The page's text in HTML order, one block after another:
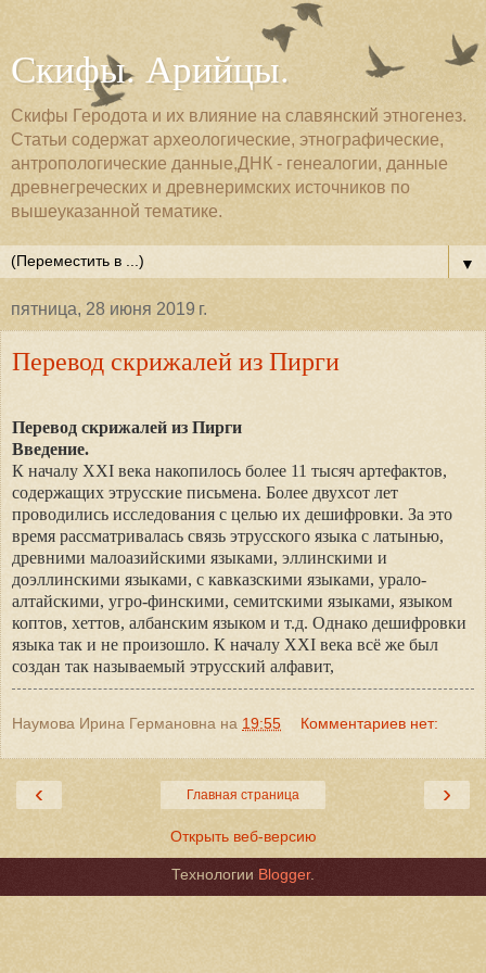
Скифы. Арийцы.
Скифы Геродота и их влияние на славянский этногенез.
Статьи содержат археологические, этнографические,
антропологические данные,ДНК - генеалогии, данные
древнегреческих и древнеримских источников по
вышеуказанной тематике.
▼
пятница, 28 июня 2019 г.
Перевод скрижалей из Пирги
Перевод скрижалей из Пирги
Введение.
К началу XXI века накопилось более 11 тысяч артефактов,
содержащих этрусские письмена. Более двухсот лет
проводились исследования с целью их дешифровки. За это
время рассматривалась связь этрусского языка с латынью,
древними малоазийскими языками, эллинскими и
доэллинскими языками, с кавказскими языками, урало-
алтайскими, угро-финскими, семитскими языками, языком
коптов, хеттов, албанским языком и т.д. Однако дешифровки
языка так и не произошло. К началу XXI века всё же был
создан так называемый этрусский алфавит,
Наумова Ирина Германовна на 19:55 Комментариев нет:
‹ ›
Главная страница
Открыть веб-версию
Технологии Blogger.